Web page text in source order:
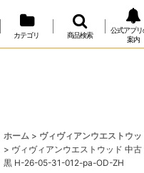
カテゴリ 商品検索
公式アプリ
案内
ホーム > ヴィヴィアンウエストウ
> ヴィヴィアンウエストウッド 中
黒 H-26-05-31-012-pa-OD-ZH